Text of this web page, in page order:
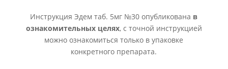
Инструкция Эдем таб. 5мг №30 опубликована в
ознакомительных целях, с точной инструкцией
можно ознакомиться только в упаковке
конкретного препарата.